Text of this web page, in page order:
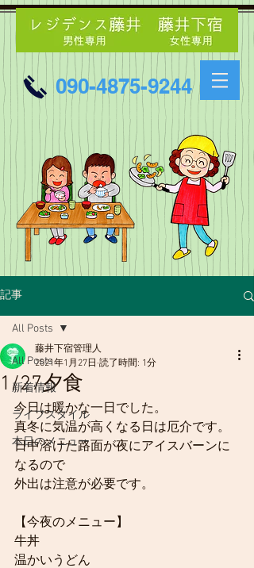
090-4875-9244
記事
All Posts
新着情報
ライフスタイル
本日のメニュー
All Posts
1/27夕食
藤井下宿管理人
2021年1月27日 読了時間: 1分
今日は暖かな一日でした。
真冬に気温が高くなる日は厄介です。
日中溶けた路面が夜にアイスバーンに
なるので
外出は注意が必要です。
【今夜のメニュー】
牛丼
温かいうどん